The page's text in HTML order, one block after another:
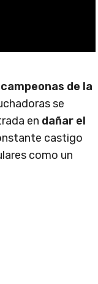
de la
se
en dañar el
castigo
como un